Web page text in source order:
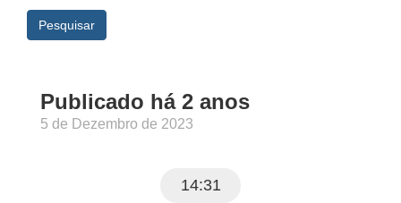
Pesquisar
Publicado há 2 anos
5 de Dezembro de 2023
14:31